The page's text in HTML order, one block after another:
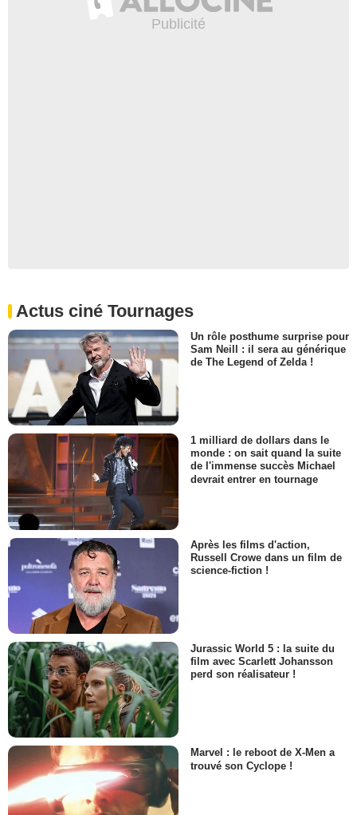
Actus ciné Tournages
Un rôle posthume surprise pour
Sam Neill : il sera au générique
de The Legend of Zelda !
1 milliard de dollars dans le
monde : on sait quand la suite
de l'immense succès Michael
devrait entrer en tournage
Après les films d'action,
Russell Crowe dans un film de
science-fiction !
Jurassic World 5 : la suite du
film avec Scarlett Johansson
perd son réalisateur !
Marvel : le reboot de X-Men a
trouvé son Cyclope !